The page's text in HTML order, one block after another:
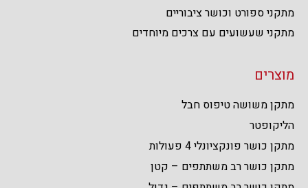
מתקני ספורט וכושר ציבוריים
מתקני שעשועים עם צרכים מיוחדים
מוצרים
מתקן משושה טיפוס חבל
הליקופטר
מתקן כושר פונקציונלי 4 פעולות
מתקן כושר רב משתתפים – קטן